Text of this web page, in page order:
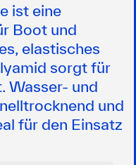
ist eine
Boot und
elastisches
sorgt für
Wasser- und
und
für den Einsatz